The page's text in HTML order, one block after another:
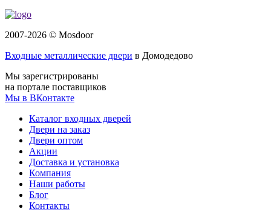
2007-2026 © Mosdoor
Входные металлические двери в Домодедово
Мы зарегистрированы
на портале поставщиков
Мы в ВКонтакте
Каталог входных дверей
Двери на заказ
Двери оптом
Акции
Доставка и установка
Компания
Наши работы
Блог
Контакты